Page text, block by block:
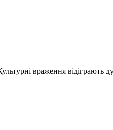
враження відіграють